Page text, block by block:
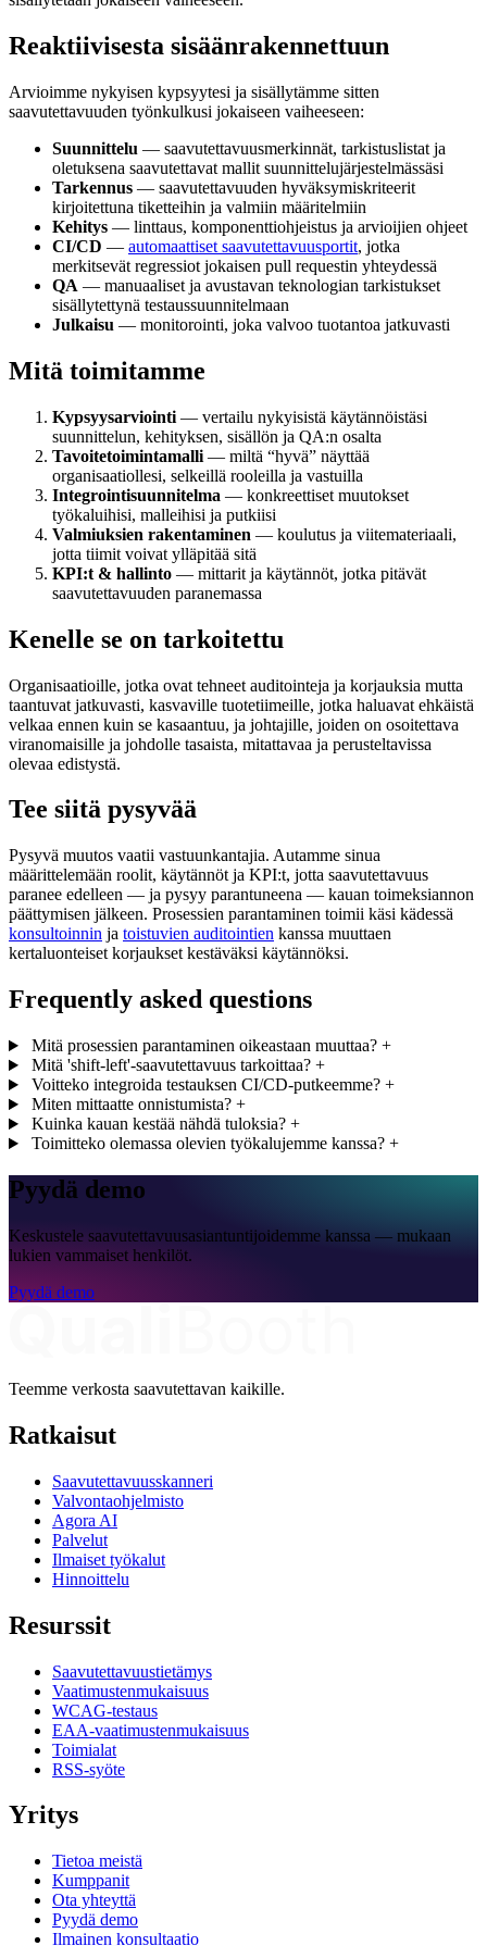
Reaktiivisesta sisäänrakennettuun
Arvioimme nykyisen kypsyytesi ja sisällytämme sitten
saavutettavuuden työnkulkusi jokaiseen vaiheeseen:
Suunnittelu — saavutettavuusmerkinnät, tarkistuslistat ja
oletuksena saavutettavat mallit suunnittelujärjestelmässäsi
Tarkennus — saavutettavuuden hyväksymiskriteerit
kirjoitettuna tiketteihin ja valmiin määritelmiin
Kehitys — linttaus, komponenttiohjeistus ja arvioijien ohjeet
CI/CD — automaattiset saavutettavuusportit, jotka
merkitsevät regressiot jokaisen pull requestin yhteydessä
QA — manuaaliset ja avustavan teknologian tarkistukset
sisällytettynä testaussuunnitelmaan
Julkaisu — monitorointi, joka valvoo tuotantoa jatkuvasti
Mitä toimitamme
Kypsyysarviointi — vertailu nykyisistä käytännöistäsi
suunnittelun, kehityksen, sisällön ja QA:n osalta
Tavoitetoimintamalli — miltä “hyvä” näyttää
organisaatiollesi, selkeillä rooleilla ja vastuilla
Integrointisuunnitelma — konkreettiset muutokset
työkaluihisi, malleihisi ja putkiisi
Valmiuksien rakentaminen — koulutus ja viitemateriaali,
jotta tiimit voivat ylläpitää sitä
KPI:t & hallinto — mittarit ja käytännöt, jotka pitävät
saavutettavuuden paranemassa
Kenelle se on tarkoitettu
Organisaatioille, jotka ovat tehneet auditointeja ja korjauksia mutta
taantuvat jatkuvasti, kasvaville tuotetiimeille, jotka haluavat ehkäistä
velkaa ennen kuin se kasaantuu, ja johtajille, joiden on osoitettava
viranomaisille ja johdolle tasaista, mitattavaa ja perusteltavissa
olevaa edistystä.
Tee siitä pysyvää
Pysyvä muutos vaatii vastuunkantajia. Autamme sinua
määrittelemään roolit, käytännöt ja KPI:t, jotta saavutettavuus
paranee edelleen — ja pysyy parantuneena — kauan toimeksiannon
päättymisen jälkeen. Prosessien parantaminen toimii käsi kädessä
konsultoinnin ja toistuvien auditointien kanssa muuttaen
kertaluonteiset korjaukset kestäväksi käytännöksi.
Frequently asked questions
Mitä prosessien parantaminen oikeastaan muuttaa? +
Mitä 'shift-left'-saavutettavuus tarkoittaa? +
Voitteko integroida testauksen CI/CD-putkeemme? +
Miten mittaatte onnistumista? +
Kuinka kauan kestää nähdä tuloksia? +
Toimitteko olemassa olevien työkalujemme kanssa? +
Pyydä demo
Keskustele saavutettavuusasiantuntijoidemme kanssa — mukaan
lukien vammaiset henkilöt.
Pyydä demo
Teemme verkosta saavutettavan kaikille.
Ratkaisut
Saavutettavuusskanneri
Valvontaohjelmisto
Agora AI
Palvelut
Ilmaiset työkalut
Hinnoittelu
Resurssit
Saavutettavuustietämys
Vaatimustenmukaisuus
WCAG-testaus
EAA-vaatimustenmukaisuus
Toimialat
RSS-syöte
Yritys
Tietoa meistä
Kumppanit
Ota yhteyttä
Pyydä demo
Ilmainen konsultaatio